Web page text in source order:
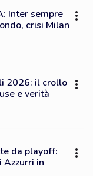
Inter sempre
crisi Milan
2026: il crollo
e verità
da playoff:
Azzurri in